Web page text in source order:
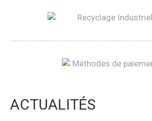
ACTUALITÉS